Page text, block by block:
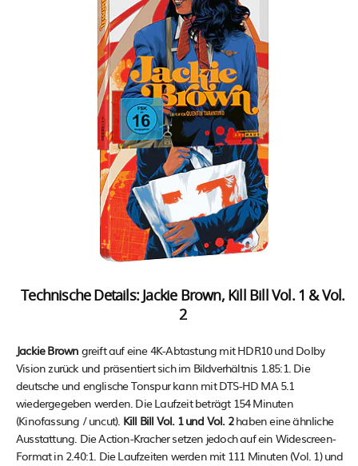
Technische Details: Jackie Brown, Kill Bill Vol. 1 & Vol.
2
Jackie Brown greift auf eine 4K-Abtastung mit HDR10 und Dolby
Vision zurück und präsentiert sich im Bildverhältnis 1.85:1. Die
deutsche und englische Tonspur kann mit DTS-HD MA 5.1
wiedergegeben werden. Die Laufzeit beträgt 154 Minuten
(Kinofassung / uncut). Kill Bill Vol. 1 und Vol. 2haben eine ähnliche
Ausstattung. Die Action-Kracher setzen jedoch auf ein Widescreen-
Format in 2.40:1. Die Laufzeiten werden mit 111 Minuten (Vol. 1) und